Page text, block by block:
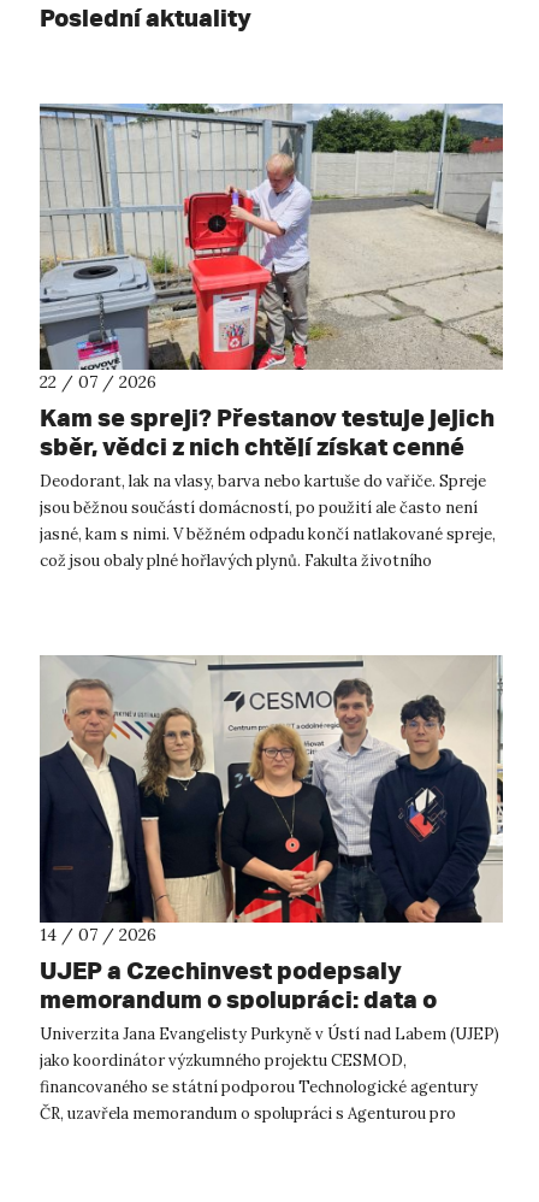
Poslední aktuality
22 / 07 / 2026
Kam se spreji? Přestanov testuje jejich
sběr, vědci z nich chtějí získat cenné
kovy
Deodorant, lak na vlasy, barva nebo kartuše do vařiče. Spreje
jsou běžnou součástí domácností, po použití ale často není
jasné, kam s nimi. V běžném odpadu končí natlakované spreje,
což jsou obaly plné hořlavých plynů. Fakulta životního
14 / 07 / 2026
UJEP a Czechinvest podepsaly
memorandum o spolupráci: data o
podnikatelském prostředí posílí
výzkum CESMOD
Univerzita Jana Evangelisty Purkyně v Ústí nad Labem (UJEP)
jako koordinátor výzkumného projektu CESMOD,
financovaného se státní podporou Technologické agentury
ČR, uzavřela memorandum o spolupráci s Agenturou pro